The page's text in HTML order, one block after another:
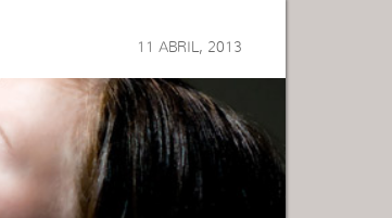
11 ABRIL, 2013